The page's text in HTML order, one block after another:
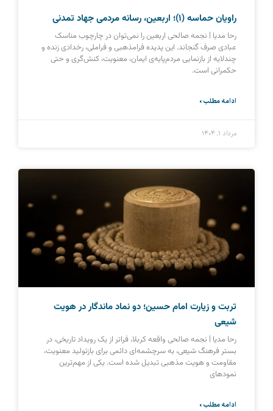
راویان حماسه (1)؛ اربعین، رسانه مردمی جهاد تمدنی
رحا مدیا | نجمه صالحی اربعین را نمی‌توان در چارچوب مناسک
عبادی صرف گنجاند. این پدیده فرامذهبی و فراملی، رخدادی زنده و
چندلایه از بازنمایی مردم‌پایه‌ی ایمان، معنویت، کنش‌گری و حتی
حکمرانی است.
ادامه مطلب »
مرداد ۱, ۱۴۰۴
تربت و زیارت امام حسین؛ دو نماد ماندگار در هویت
شیعی
رحا مدیا | نجمه صالحی واقعه کربلا، فراتر از یک رویداد تاریخی، در
بستر فرهنگ شیعی، به سرچشمه‌ای دائمی برای بازتولید معنویت،
مقاومت و هویت مذهبی تبدیل شده است. یکی از مهم‌ترین
نمودهای
ادامه مطلب »